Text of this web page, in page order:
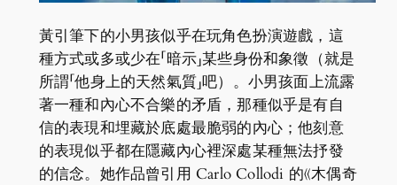
黃引筆下的小男孩似乎在玩角色扮演遊戲，這
種方式或多或少在「暗示」某些身份和象徵（就是
所謂「他身上的天然氣質」吧）。小男孩面上流露
著一種和內心不合樂的矛盾，那種似乎是有自
信的表現和埋藏於底處最脆弱的內心；他刻意
的表現似乎都在隱藏內心裡深處某種無法抒發
的信念。她作品曾引用 Carlo Collodi 的《木偶奇